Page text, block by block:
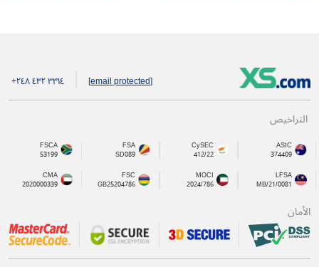
[email protected] +۲٤۸ ٤۳۲ ۳۳۱٤
التراخيص
ASIC
374409
CySEC
412/22
FSA
SD089
FSCA
53199
LFSA
MB/21/0081
MOCI
2024/786
FSC
GB25204786
CMA
2020000339
الأمان